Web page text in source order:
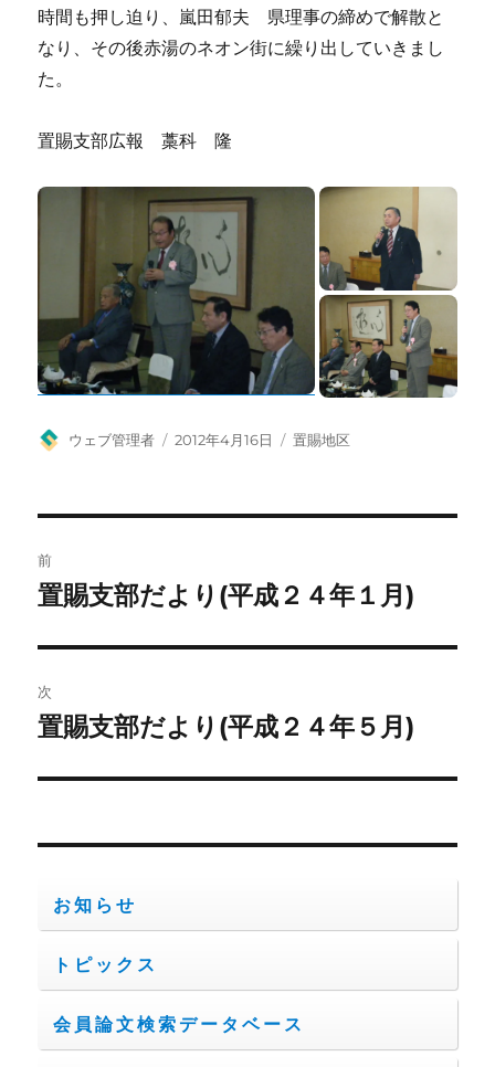
時間も押し迫り、嵐田郁夫 県理事の締めで解散と
なり、その後赤湯のネオン街に繰り出していきまし
た。
置賜支部広報 藁科 隆
投
ウェブ管理者
投
2012年4月16日
カ
置賜地区
稿
ビ
ゲ
ー
ン
前
前
投
稿:
置賜支部だより(平成２４年１月)
次
次
投
置賜支部だより(平成２４年５月)
お知らせ
トピックス
会員論文検索データベース